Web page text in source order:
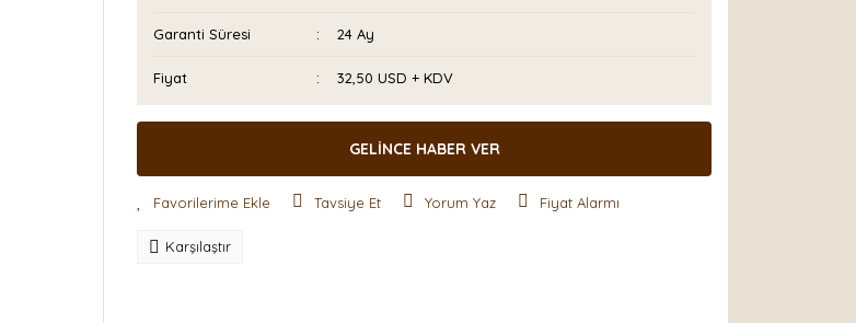
Garanti Süresi 24 Ay
Fiyat 32,50 USD + KDV
GELİNCE HABER VER
Tavsiye Et Yorum Yaz Fiyat Alarmı
Karşılaştır